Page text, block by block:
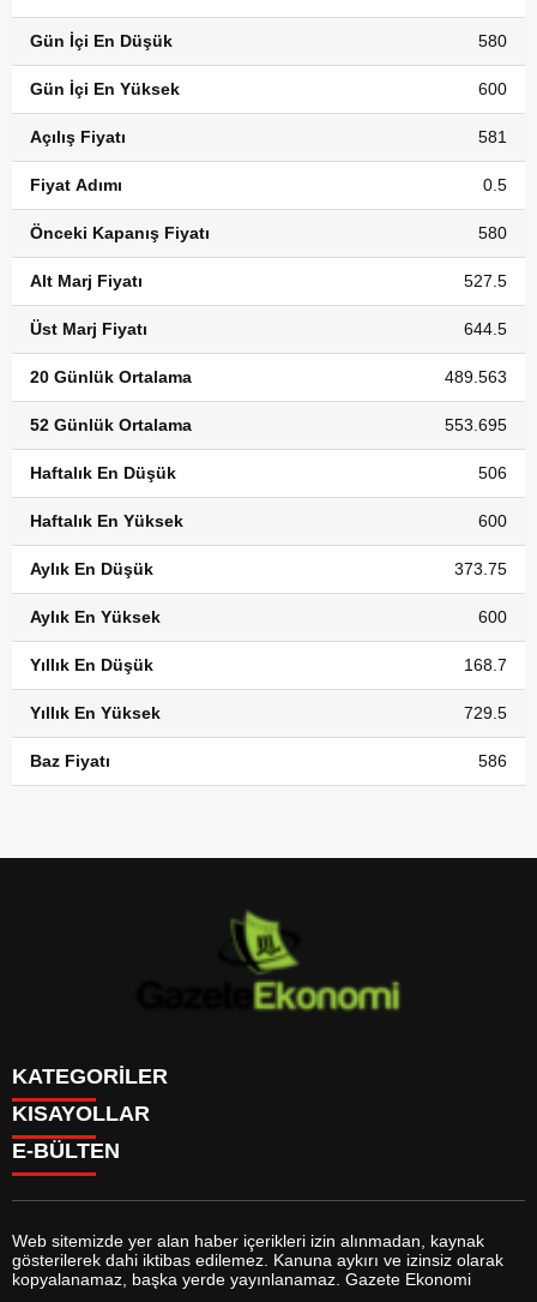
Gün İçi En Düşük 580
Gün İçi En Yüksek 600
Açılış Fiyatı 581
Fiyat Adımı 0.5
Önceki Kapanış Fiyatı 580
Alt Marj Fiyatı 527.5
Üst Marj Fiyatı 644.5
20 Günlük Ortalama 489.563
52 Günlük Ortalama 553.695
Haftalık En Düşük 506
Haftalık En Yüksek 600
Aylık En Düşük 373.75
Aylık En Yüksek 600
Yıllık En Düşük 168.7
Yıllık En Yüksek 729.5
Baz Fiyatı 586
KATEGORİLER
GÜNDEM
DÜNYA
SİYASET
MAGAZİN
SAĞLIK
EĞİTİM
YAŞAM
KISAYOLLAR
BURÇLAR
FİKSTÜR
FİRMA EKLE
FİRMA REHBERİ
E-BÜLTEN
gazeteekonomi.com e-bültenine abone olarak, tarafınıza haber,
Web sitemizde yer alan haber içerikleri izin alınmadan, kaynak
gösterilerek dahi iktibas edilemez. Kanuna aykırı ve izinsiz olarak
kopyalanamaz, başka yerde yayınlanamaz. Gazete Ekonomi